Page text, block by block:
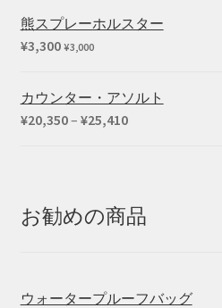
熊スプレーホルスター
¥3,300 ¥3,000
カウンター・アソルト
¥20,350– ¥25,410価
–
¥25,410
お勧めの商品
ウォータープルーフバッグ